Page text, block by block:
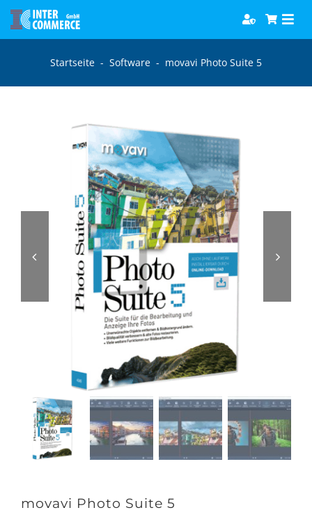
Zum
Inhalt
SoftwareStartseite - Software - movavi Photo Suite 5
movavi Photo Suite 5